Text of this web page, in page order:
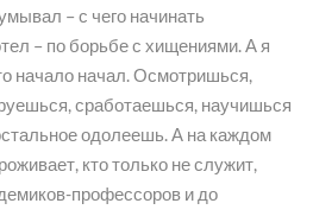
– с чего начинать
– по борьбе с хищениями. А я
начало начал. Осмотришься,
сработаешься, научишься
одолеешь. А на каждом
кто только не служит,
профессоров и до